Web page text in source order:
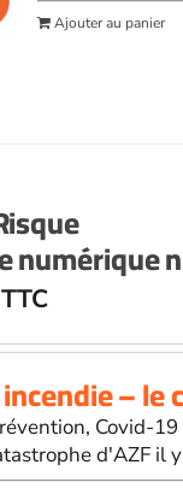
Ajouter au panier
numérique
TTC
–
Covid-
d'AZF il